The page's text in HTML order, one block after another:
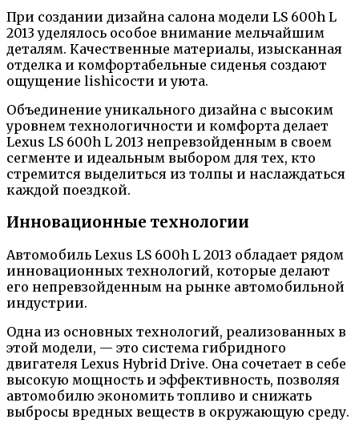
При создании дизайна салона модели LS 600h L
2013 уделялось особое внимание мельчайшим
деталям. Качественные материалы, изысканная
отделка и комфортабельные сиденья создают
ощущение lishiсости и уюта.
Объединение уникального дизайна с высоким
уровнем технологичности и комфорта делает
Lexus LS 600h L 2013 непревзойденным в своем
сегменте и идеальным выбором для тех, кто
стремится выделиться из толпы и наслаждаться
каждой поездкой.
Инновационные технологии
Автомобиль Lexus LS 600h L 2013 обладает рядом
инновационных технологий, которые делают
его непревзойденным на рынке автомобильной
индустрии.
Одна из основных технологий, реализованных в
этой модели, — это система гибридного
двигателя Lexus Hybrid Drive. Она сочетает в себе
высокую мощность и эффективность, позволяя
автомобилю экономить топливо и снижать
выбросы вредных веществ в окружающую среду.